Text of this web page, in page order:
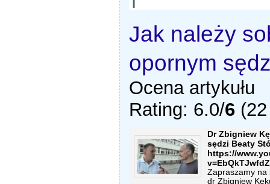
Jak należy
opornym
Ocena artykułu
Rating: 6.0/6
Dr Zbigniew
sędzi Beaty
https://
Zapraszamy na
dr Zbigniew